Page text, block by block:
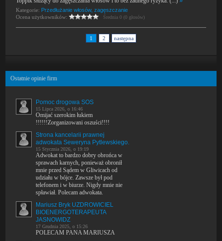
Kategorie: Przedłużanie włosów, zagęszczanie
Ocena użytkowników:
Średnia 0 (0 głosów)
1 2 następna
Ostatnie opinie firm
Pomoc drogowa SOS
15 Lipca 2026, o 16:46
Omijać szerokim łukiem
!!!!!!Zorganizowani oszuści!!!!
Strona kancelarii prawnej
adwokata Seweryna Pytlewskiego.
15 Stycznia 2026, o 19:19
Adwokat to bardzo dobry obrońca w
sprawach karnych, ponieważ obronił
mnie przed Sądem w Gliwicach od
udziału w bójce. Zawsze był pod
telefonem i w biurze. Nigdy mnie nie
spławiał. Polecam adwokata.
Mariusz Bryk UZDROWICIEL
BIOENERGOTERAPEUTA
JASNOWIDZ
17 Grudnia 2025, o 15:26
POLECAM PANA MARIUSZA